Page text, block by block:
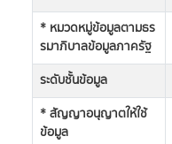
* หมวดหมู่ข้อมูลตามธร
รมาภิบาลข้อมูลภาครัฐ
ระดับชั้นข้อมูล
* สัญญาอนุญาตให้ใช้
ข้อมูล